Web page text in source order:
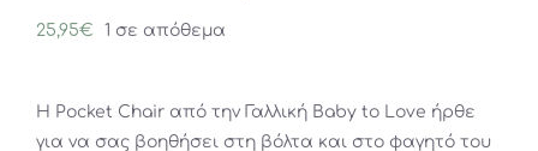
25,95€ 1 σε απόθεμα
Η Pocket Chair από την Γαλλική Baby to Love ήρθε
για να σας βοηθήσει στη βόλτα και στο φαγητό του